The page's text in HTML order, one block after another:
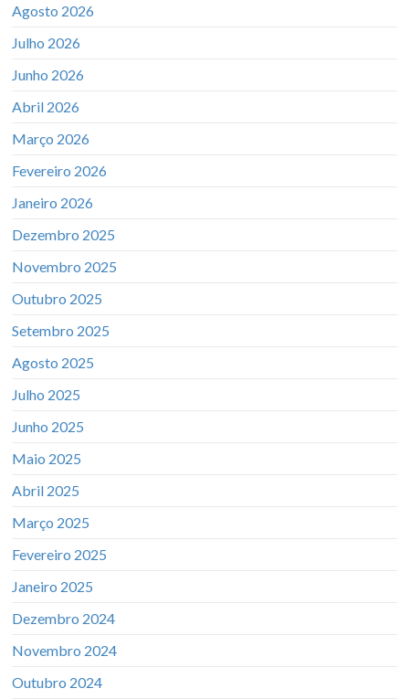
Agosto 2026
Julho 2026
Junho 2026
Abril 2026
Março 2026
Fevereiro 2026
Janeiro 2026
Dezembro 2025
Novembro 2025
Outubro 2025
Setembro 2025
Agosto 2025
Julho 2025
Junho 2025
Maio 2025
Abril 2025
Março 2025
Fevereiro 2025
Janeiro 2025
Dezembro 2024
Novembro 2024
Outubro 2024